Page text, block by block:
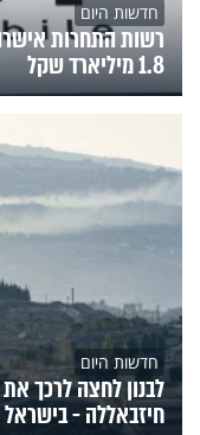
חדשות היום
רשות התחרות
1.8 מיליארד שקל
חדשות היום
לבנון לחצה לרכך
חיזבאללה -